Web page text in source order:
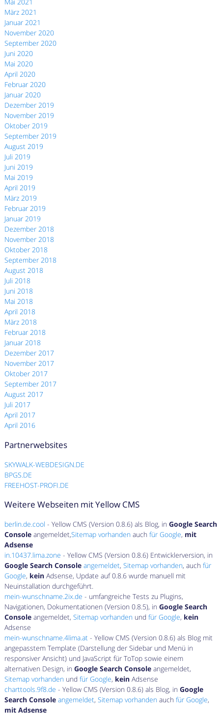
März 2021
Januar 2021
November 2020
September 2020
Juni 2020
Mai 2020
April 2020
Februar 2020
Januar 2020
Dezember 2019
November 2019
Oktober 2019
September 2019
August 2019
Juli 2019
Juni 2019
Mai 2019
April 2019
März 2019
Februar 2019
Januar 2019
Dezember 2018
November 2018
Oktober 2018
September 2018
August 2018
Juli 2018
Juni 2018
Mai 2018
April 2018
März 2018
Februar 2018
Januar 2018
Dezember 2017
November 2017
Oktober 2017
September 2017
August 2017
Juli 2017
April 2017
April 2016
Partnerwebsites
SKYWALK-WEBDESIGN.DE
BPGS.DE
FREEHOST-PROFI.DE
Weitere Webseiten mit Yellow CMS
berlin.de.cool - Yellow CMS (Version 0.8.6) als Blog, inGoogle Search
Console angemeldet,Sitemap vorhanden auchfür Google, mit
Adsense
in.10437.lima.zone - Yellow CMS (Version 0.8.6) Entwicklerversion, in
Google Search Console angemeldet,Sitemap vorhanden, auchfür
Google, kein Adsense, Update auf 0.8.6 wurde manuell mit
Neuinstallation durchgeführt.
mein-wunschname.2ix.de - umfangreiche Tests zu Plugins,
Navigationen, Dokumentationen (Version 0.8.5), inGoogle Search
Console angemeldet,Sitemap vorhanden undfür Google, kein
Adsense
mein-wunschname.4lima.at - Yellow CMS (Version 0.8.6) als Blog mit
angepasstem Template (Darstellung der Sidebar und Menü in
responsiver Ansicht) und JavaScript für ToTop sowie einem
alternativen Design, inGoogle Search Console angemeldet,
Sitemap vorhanden undfür Google, kein Adsense
charttools.9f8.de - Yellow CMS (Version 0.8.6) als Blog, inGoogle
Search Console angemeldet,Sitemap vorhanden auchfür Google,
mit Adsense